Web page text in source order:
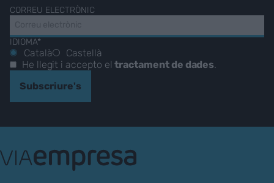
CORREU ELECTRÒNIC
IDIOMA*
Català
Castellà
He llegit i accepto eltractament de dades.
Subscriure's